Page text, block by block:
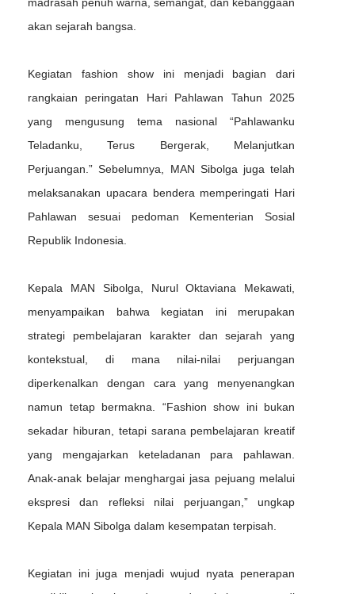
madrasah penuh warna, semangat, dan kebanggaan
akan sejarah bangsa.
Kegiatan fashion show ini menjadi bagian dari
rangkaian peringatan Hari Pahlawan Tahun 2025
yang mengusung tema nasional “Pahlawanku
Teladanku, Terus Bergerak, Melanjutkan
Perjuangan.” Sebelumnya, MAN Sibolga juga telah
melaksanakan upacara bendera memperingati Hari
Pahlawan sesuai pedoman Kementerian Sosial
Republik Indonesia.
Kepala MAN Sibolga, Nurul Oktaviana Mekawati,
menyampaikan bahwa kegiatan ini merupakan
strategi pembelajaran karakter dan sejarah yang
kontekstual, di mana nilai-nilai perjuangan
diperkenalkan dengan cara yang menyenangkan
namun tetap bermakna. “Fashion show ini bukan
sekadar hiburan, tetapi sarana pembelajaran kreatif
yang mengajarkan keteladanan para pahlawan.
Anak-anak belajar menghargai jasa pejuang melalui
ekspresi dan refleksi nilai perjuangan,” ungkap
Kepala MAN Sibolga dalam kesempatan terpisah.
Kegiatan ini juga menjadi wujud nyata penerapan